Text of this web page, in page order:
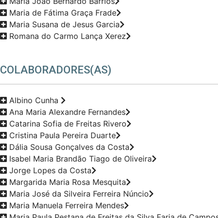
Maria de Fátima Graça Frade
Maria Susana de Jesus Garcia
Romana do Carmo Lança Xerez
COLABORADORES(AS)
Albino Cunha
Ana Maria Alexandre Fernandes
Catarina Sofia de Freitas Rivero
Cristina Paula Pereira Duarte
Dália Sousa Gonçalves da Costa
Isabel Maria Brandão Tiago de Oliveira
Jorge Lopes da Costa
Margarida Maria Rosa Mesquita
Maria José da Silveira Ferreira Núncio
Maria Manuela Ferreira Mendes